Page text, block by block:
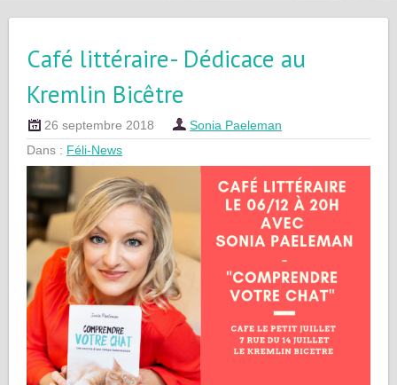
Café littéraire- Dédicace au
Kremlin Bicêtre
26 septembre 2018
Sonia Paeleman
Dans : Féli-News